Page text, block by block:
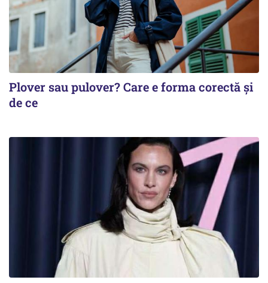
Plover sau pulover? Care e forma corectă și
de ce